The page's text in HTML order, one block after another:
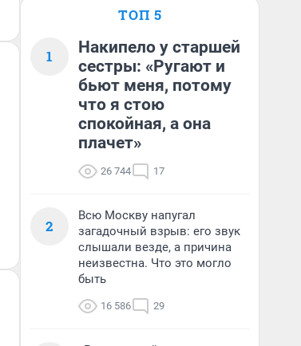
ТОП 5
1
Накипело у старшей
сестры: «Ругают и
бьют меня, потому
что я стою
спокойная, а она
плачет»
26 744 17
2
Всю Москву напугал
загадочный взрыв: его звук
слышали везде, а причина
неизвестна. Что это могло
быть
16 586 29